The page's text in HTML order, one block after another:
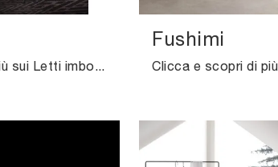
Clicca e scopri di più sui Letti imbottiti: se desideri modelli matrimoniali design, il modello Designer Lift Altrenotti fa per te.
Fushimi